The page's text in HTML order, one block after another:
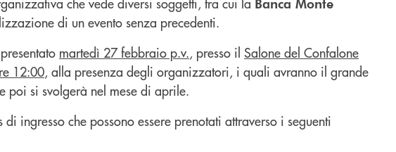
di un evento senza precedenti.
martedì 27 febbraio p.v., presso il Salone del Confalone
12:00, alla presenza degli organizzatori, i quali avranno il grande
poi si svolgerà nel mese di aprile.
ingresso che possono essere prenotati attraverso i seguenti